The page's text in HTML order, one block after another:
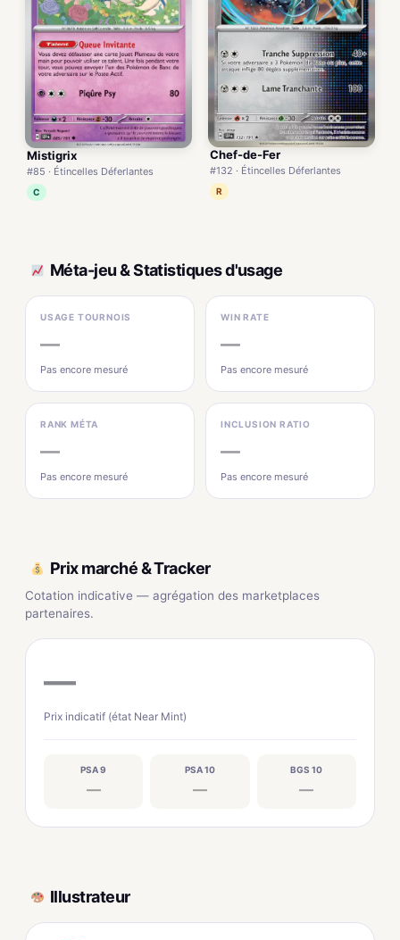
Mistigrix
#85 · Étincelles Déferlantes
C
Chef-de-Fer
#132 · Étincelles Déferlantes
R
Méta-jeu & Statistiques d'usage
USAGE TOURNOIS
—
Pas encore mesuré
WIN RATE
—
Pas encore mesuré
RANK MÉTA
—
Pas encore mesuré
INCLUSION RATIO
—
Pas encore mesuré
Prix marché & Tracker
Cotation indicative — agrégation des marketplaces
partenaires.
—
Prix indicatif (état Near Mint)
PSA 9
—
PSA 10
—
BGS 10
—
Illustrateur